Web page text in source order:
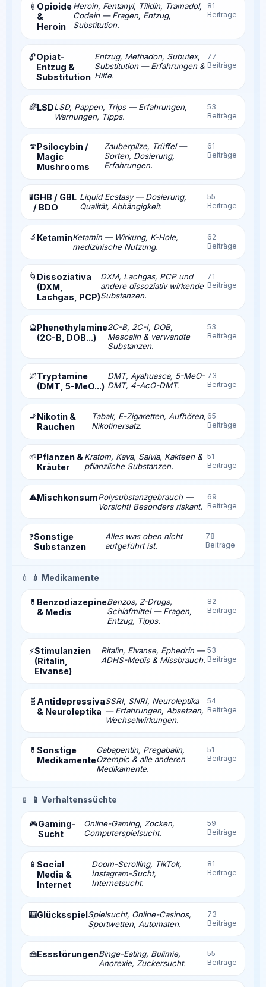
💉 Opioide
&
Heroin
Heroin, Fentanyl, Tilidin, Tramadol,
Codein — Fragen, Entzug,
Substitution.
81
Beiträge
🔓Opiat-
Entzug &
Substitution
Entzug, Methadon, Subutex,
Substitution — Erfahrungen &
Hilfe.
77
Beiträge
🌈LSDLSD, Pappen, Trips — Erfahrungen,
Warnungen, Tipps.
53
Beiträge
🍄Psilocybin /
Magic
Mushrooms
Zauberpilze, Trüffel —
Sorten, Dosierung,
Erfahrungen.
61
Beiträge
🧪GHB / GBL
/ BDO
Liquid Ecstasy — Dosierung,
Qualität, Abhängigkeit.
55
Beiträge
🔬 KetaminKetamin — Wirkung, K-Hole,
medizinische Nutzung.
62
Beiträge
🌀 Dissoziativa
(DXM,
Lachgas, PCP)
DXM, Lachgas, PCP und
andere dissoziativ wirkende
Substanzen.
71
Beiträge
🔮Phenethylamine
(2C-B, DOB...)
2C-B, 2C-I, DOB,
Mescalin & verwandte
Substanzen.
53
Beiträge
🌌Tryptamine
(DMT, 5-MeO...)
DMT, Ayahuasca, 5-MeO-
DMT, 4-AcO-DMT.
73
Beiträge
🚬Nikotin &
Rauchen
Tabak, E-Zigaretten, Aufhören,
Nikotinersatz.
65
Beiträge
🌱Pflanzen &
Kräuter
Kratom, Kava, Salvia, Kakteen &
pflanzliche Substanzen.
51
Beiträge
⚠️MischkonsumPolysubstanzgebrauch —
Vorsicht! Besonders riskant.
69
Beiträge
❓Sonstige
Substanzen
Alles was oben nicht
aufgeführt ist.
78
Beiträge
💉 💉 Medikamente
💊 Benzodiazepine
& Medis
Benzos, Z-Drugs,
Schlafmittel — Fragen,
Entzug, Tipps.
82
Beiträge
⚡Stimulanzien
(Ritalin,
Elvanse)
Ritalin, Elvanse, Ephedrin —
ADHS-Medis & Missbrauch.
53
Beiträge
🧬 Antidepressiva
& Neuroleptika
SSRI, SNRI, Neuroleptika
— Erfahrungen, Absetzen,
Wechselwirkungen.
54
Beiträge
💊 Sonstige
Medikamente
Gabapentin, Pregabalin,
Ozempic & alle anderen
Medikamente.
51
Beiträge
📱 📱 Verhaltenssüchte
🎮Gaming-
Sucht
Online-Gaming, Zocken,
Computerspielsucht.
59
Beiträge
📱 Social
Media &
Internet
Doom-Scrolling, TikTok,
Instagram-Sucht,
Internetsucht.
81
Beiträge
🎰GlücksspielSpielsucht, Online-Casinos,
Sportwetten, Automaten.
73
Beiträge
🍰EssstörungenBinge-Eating, Bulimie,
Anorexie, Zuckersucht.
55
Beiträge